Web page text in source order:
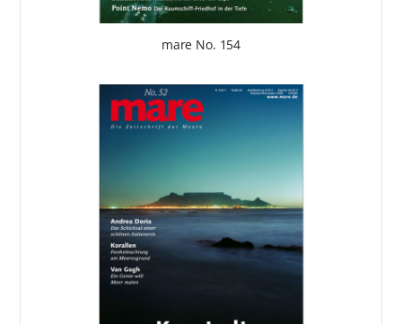
mare No. 154